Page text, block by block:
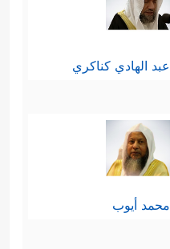
عبد الهادي كناكري
محمد أيوب